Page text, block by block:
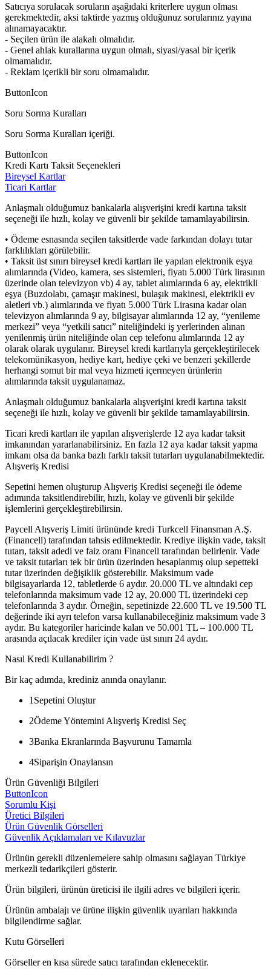
Satıcıya sorulacak soruların aşağıdaki kriterlere uygun olması
gerekmektedir, aksi taktirde yazmış olduğunuz sorularınız yayına
alınamayacaktır.
- Seçilen ürün ile alakalı olmalıdır.
- Genel ahlak kurallarına uygun olmalı, siyasi/yasal bir içerik
olmamalıdır.
- Reklam içerikli bir soru olmamalıdır.
ButtonIcon
Soru Sorma Kuralları
Soru Sorma Kuralları içeriği.
ButtonIcon
Kredi Kartı Taksit Seçenekleri
Bireysel Kartlar
Ticari Kartlar
Anlaşmalı olduğumuz bankalarla alışverişini kredi kartına taksit
seçeneği ile hızlı, kolay ve güvenli bir şekilde tamamlayabilirsin.
• Ödeme esnasında seçilen taksitlerde vade farkından dolayı tutar
farklılıkları görülebilir.
• Taksit üst sınırı bireysel kredi kartları ile yapılan elektronik eşya
alımlarında (Video, kamera, ses sistemleri, fiyatı 5.000 Türk lirasının
üzerinde olan televizyon vb) 4 ay, tablet alımlarında 6 ay, elektrikli
eşya (Buzdolabı, çamaşır makinesi, bulaşık makinesi, elektrikli ev
aletleri vb.) alımlarında ve fiyatı 5.000 Türk Lirasına kadar olan
televizyon alımlarında 9 ay, bilgisayar alımlarında 12 ay, “yenileme
merkezi” veya “yetkili satıcı” niteliğindeki iş yerlerinden alınan
yenilenmiş ürün niteliğinde olan cep telefonu alımlarında 12 ay
olarak olarak uygulanır. Bireysel kredi kartlarıyla gerçekleştirilecek
telekomünikasyon, hediye kart, hediye çeki ve benzeri şekillerde
herhangi somut bir mal veya hizmeti içermeyen ürünlerin
alımlarında taksit uygulanamaz.
Anlaşmalı olduğumuz bankalarla alışverişini kredi kartına taksit
seçeneği ile hızlı, kolay ve güvenli bir şekilde tamamlayabilirsin.
Ticari kredi kartları ile yapılan alışverişlerde 12 aya kadar taksit
imkanından yararlanabilirsiniz. En fazla 12 aya kadar taksit yapma
imkanı olsa da banka bazlı farklı taksit tutarları uygulanabilmektedir.
Alışveriş Kredisi
Sepetini hemen oluşturup Alışveriş Kredisi seçeneği ile ödeme
adımında taksitlendirebilir, hızlı, kolay ve güvenli bir şekilde
işlemlerini gerçekleştirebilirsin.
Paycell Alışveriş Limiti ürününde kredi Turkcell Finansman A.Ş.
(Financell) tarafından tahsis edilmektedir. Krediye ilişkin vade, taksit
tutarı, taksit adedi ve faiz oranı Financell tarafından belirlenir. Vade
ve taksit tutarları tek bir ürün üzerinden hesaplanmış olup sepetteki
tutar üzerinden değişiklik gösterebilir. Maksimum vade
bilgisayarlarda 12, tabletlerde 6 aydır. 20.000 TL ve altındaki cep
telefonlarında maksimum vade 12 ay, 20.000 TL üzerindeki cep
telefonlarında 3 aydır. Örneğin, sepetinizde 22.600 TL ve 19.500 TL
değerinde iki ayrı telefon varsa kullanabileceğiniz maksimum vade 3
aydır. Bu kategoriler haricinde kalan ve 50.001 TL – 100.000 TL
arasında açılacak krediler için vade üst sınırı 24 aydır.
Nasıl Kredi Kullanabilirim ?
Bir kaç adımda, krediniz anında onaylanır.
1 Sepetini Oluştur
2Ödeme Yöntemini Alışveriş Kredisi Seç
3Banka Ekranlarında Başvurunu Tamamla
4Siparişin Onaylansın
Ürün Güvenliği Bilgileri
ButtonIcon
Sorumlu Kişi
Üretici Bilgileri
Ürün Güvenlik Görselleri
Güvenlik Açıklamaları ve Kılavuzlar
Ürünün gerekli düzenlemelere sahip olmasını sağlayan Türkiye
merkezli tedarikçileri gösterir.
Ürün bilgileri, ürünün üreticisi ile ilgili adres ve bilgileri içerir.
Ürünün ambalajı ve ürüne ilişkin güvenlik uyarıları hakkında
bilgilendirme sağlar.
Kutu Görselleri
Görseller en kısa sürede satıcı tarafından eklenecektir.